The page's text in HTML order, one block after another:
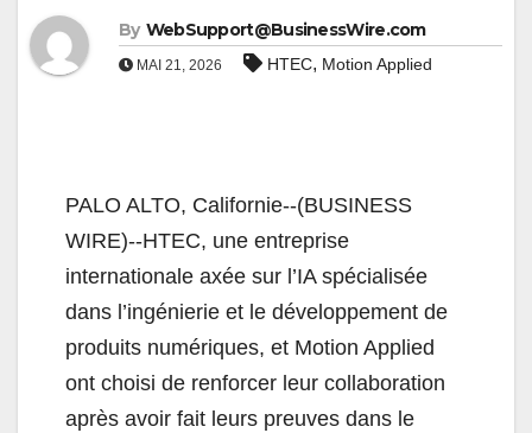
By WebSupport@BusinessWire.com
MAI 21, 2026 HTEC, Motion Applied
PALO ALTO, Californie--(BUSINESS
WIRE)--HTEC, une entreprise
internationale axée sur l’IA spécialisée
dans l’ingénierie et le développement de
produits numériques, et Motion Applied
ont choisi de renforcer leur collaboration
après avoir fait leurs preuves dans le